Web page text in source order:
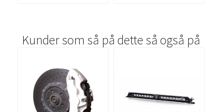
Kunder som så på dette så også på